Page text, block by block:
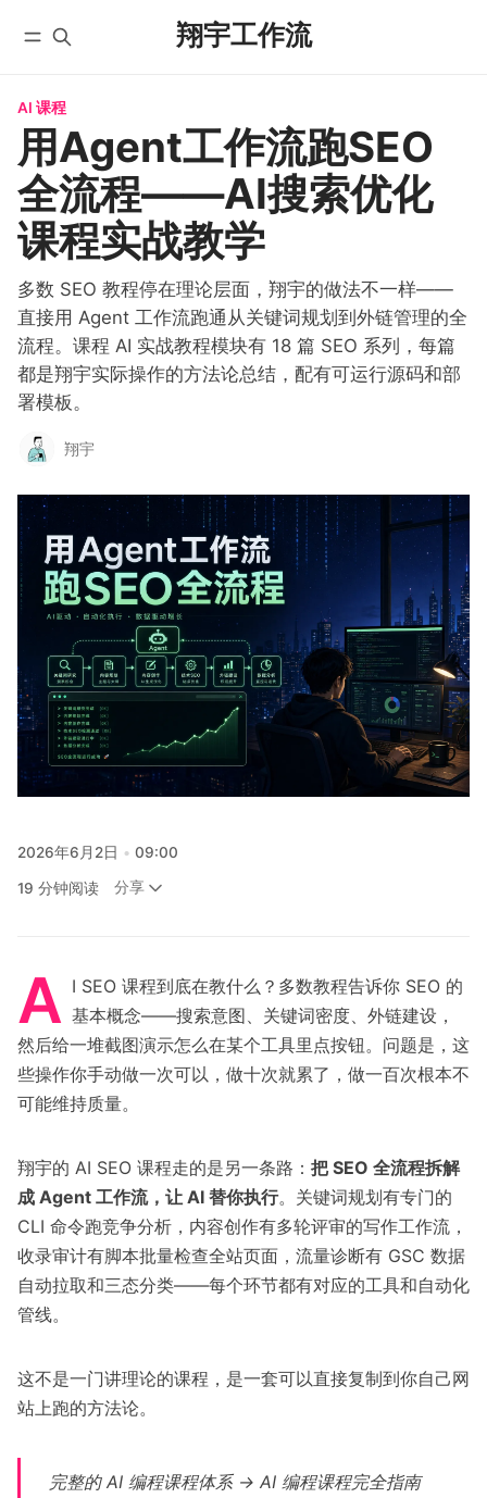
翔宇工作流
首页
自动化工作流
实战教程
入门教程
AI 编程
课程
国内版 FlowUS
国际版 BMC
分类
关于
全部文章
YouTube
微信公众号
X/Twitter
学员实践
关注
AI 课程
用Agent工作流跑SEO
全流程——AI搜索优化
课程实战教学
多数 SEO 教程停在理论层面，翔宇的做法不一样——
直接用 Agent 工作流跑通从关键词规划到外链管理的全
流程。课程 AI 实战教程模块有 18 篇 SEO 系列，每篇
都是翔宇实际操作的方法论总结，配有可运行源码和部
署模板。
翔宇
2026年6月2日 09:00
19 分钟阅读 分享
A I SEO 课程到底在教什么？多数教程告诉你 SEO 的
基本概念——搜索意图、关键词密度、外链建设，
然后给一堆截图演示怎么在某个工具里点按钮。问题是，这
些操作你手动做一次可以，做十次就累了，做一百次根本不
可能维持质量。
翔宇的 AI SEO 课程走的是另一条路： 把 SEO 全流程拆解
成 Agent 工作流，让 AI 替你执行。关键词规划有专门的
CLI 命令跑竞争分析，内容创作有多轮评审的写作工作流，
收录审计有脚本批量检查全站页面，流量诊断有 GSC 数据
自动拉取和三态分类——每个环节都有对应的工具和自动化
管线。
这不是一门讲理论的课程，是一套可以直接复制到你自己网
站上跑的方法论。
完整的 AI 编程课程体系 →AI 编程课程完全指南